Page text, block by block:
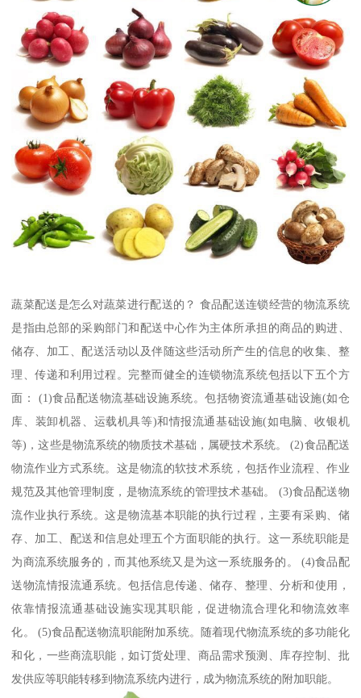
蔬菜配送是怎么对蔬菜进行配送的？ 食品配送连锁经营的物流系统
是指由总部的采购部门和配送中心作为主体所承担的商品的购进、
储存、加工、配送活动以及伴随这些活动所产生的信息的收集、整
理、传递和利用过程。完整而健全的连锁物流系统包括以下五个方
面： (1)食品配送物流基础设施系统。包括物资流通基础设施(如仓
库、装卸机器、运载机具等)和情报流通基础设施(如电脑、收银机
等)，这些是物流系统的物质技术基础，属硬技术系统。 (2)食品配送
物流作业方式系统。这是物流的软技术系统，包括作业流程、作业
规范及其他管理制度，是物流系统的管理技术基础。 (3)食品配送物
流作业执行系统。这是物流基本职能的执行过程，主要有采购、储
存、加工、配送和信息处理五个方面职能的执行。这一系统职能是
为商流系统服务的，而其他系统又是为这一系统服务的。 (4)食品配
送物流情报流通系统。包括信息传递、储存、整理、分析和使用，
依靠情报流通基础设施实现其职能，促进物流合理化和物流效率
化。 (5)食品配送物流职能附加系统。随着现代物流系统的多功能化
和化，一些商流职能，如订货处理、商品需求预测、库存控制、批
发供应等职能转移到物流系统内进行，成为物流系统的附加职能。